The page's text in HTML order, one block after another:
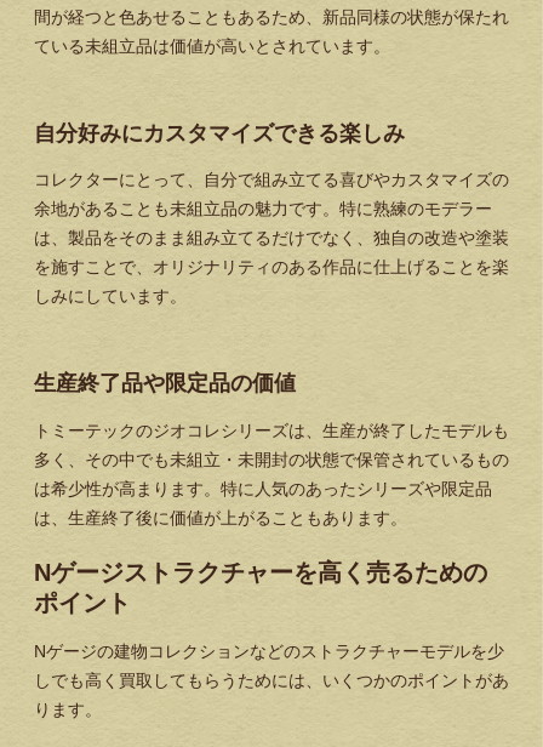
間が経つと色あせることもあるため、新品同様の状態が保たれ
ている未組立品は価値が高いとされています。
自分好みにカスタマイズできる楽しみ
コレクターにとって、自分で組み立てる喜びやカスタマイズの
余地があることも未組立品の魅力です。特に熟練のモデラー
は、製品をそのまま組み立てるだけでなく、独自の改造や塗装
を施すことで、オリジナリティのある作品に仕上げることを楽
しみにしています。
生産終了品や限定品の価値
トミーテックのジオコレシリーズは、生産が終了したモデルも
多く、その中でも未組立・未開封の状態で保管されているもの
は希少性が高まります。特に人気のあったシリーズや限定品
は、生産終了後に価値が上がることもあります。
Nゲージストラクチャーを高く売るための
ポイント
Nゲージの建物コレクションなどのストラクチャーモデルを少
しでも高く買取してもらうためには、いくつかのポイントがあ
ります。